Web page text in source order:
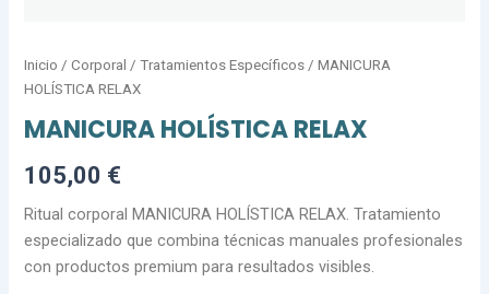
Inicio /Corporal /Tratamientos Específicos / MANICURA
HOLÍSTICA RELAX
MANICURA HOLÍSTICA RELAX
105,00 €
Ritual corporal MANICURA HOLÍSTICA RELAX. Tratamiento
especializado que combina técnicas manuales profesionales
con productos premium para resultados visibles.